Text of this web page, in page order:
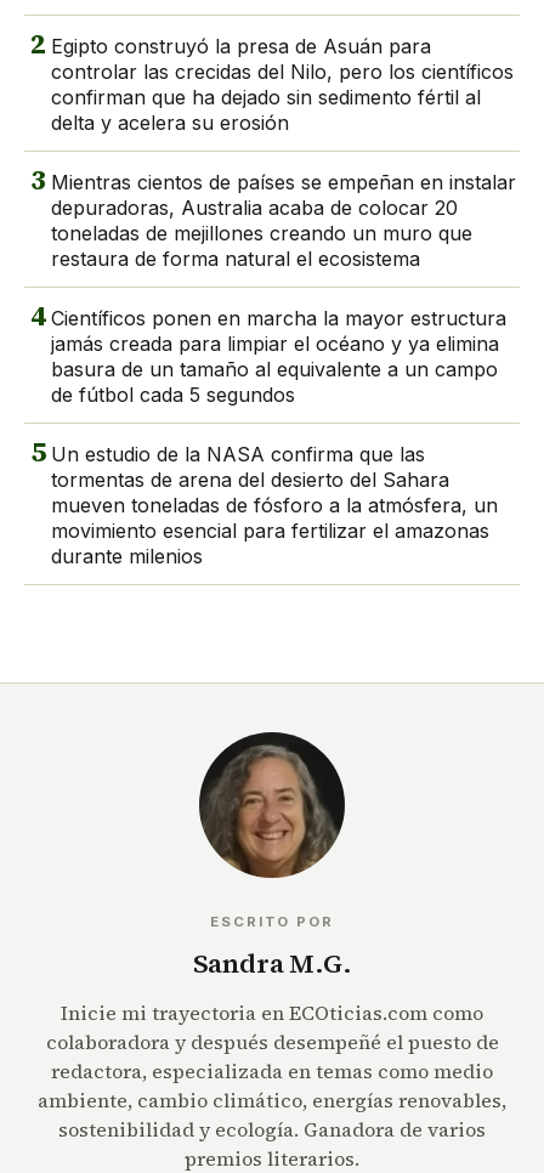
2 Egipto construyó la presa de Asuán para
controlar las crecidas del Nilo, pero los científicos
confirman que ha dejado sin sedimento fértil al
delta y acelera su erosión
3 Mientras cientos de países se empeñan en instalar
depuradoras, Australia acaba de colocar 20
toneladas de mejillones creando un muro que
restaura de forma natural el ecosistema
4 Científicos ponen en marcha la mayor estructura
jamás creada para limpiar el océano y ya elimina
basura de un tamaño al equivalente a un campo
de fútbol cada 5 segundos
5 Un estudio de la NASA confirma que las
tormentas de arena del desierto del Sahara
mueven toneladas de fósforo a la atmósfera, un
movimiento esencial para fertilizar el amazonas
durante milenios
ESCRITO POR
Sandra M.G.
Inicie mi trayectoria en ECOticias.com como
colaboradora y después desempeñé el puesto de
redactora, especializada en temas como medio
ambiente, cambio climático, energías renovables,
sostenibilidad y ecología. Ganadora de varios
premios literarios.